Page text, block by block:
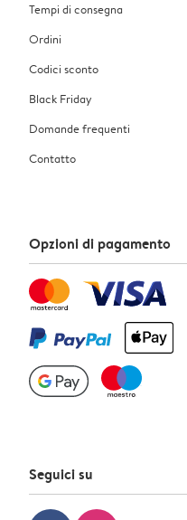
Tempi di consegna
Ordini
Codici sconto
Black Friday
Domande frequenti
Contatto
Opzioni di pagamento
Seguici su